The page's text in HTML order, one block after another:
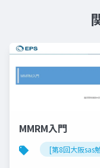
MMRM入門
[第8回大阪sas